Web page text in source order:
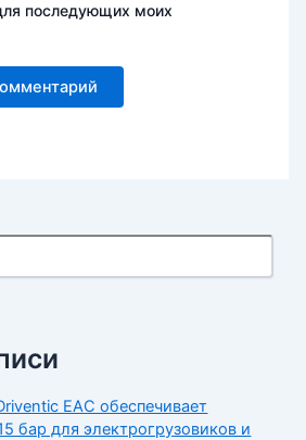
последующих моих
EAC обеспечивает
бар для электрогрузовиков и